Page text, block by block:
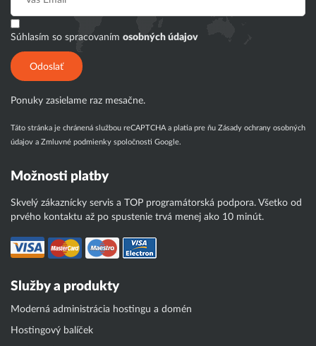
Súhlasím so spracovaním osobných údajov
Odoslať
Ponuky zasielame raz mesačne.
Táto stránka je chránená službou reCAPTCHA a platia pre ňu Zásady ochrany osobných
údajov a Zmluvné podmienky spoločnosti Google.
Možnosti platby
Skvelý zákaznícky servis a TOP programátorská podpora. Všetko od
prvého kontaktu až po spustenie trvá menej ako 10 minút.
Služby a produkty
Moderná administrácia hostingu a domén
Hostingový balíček